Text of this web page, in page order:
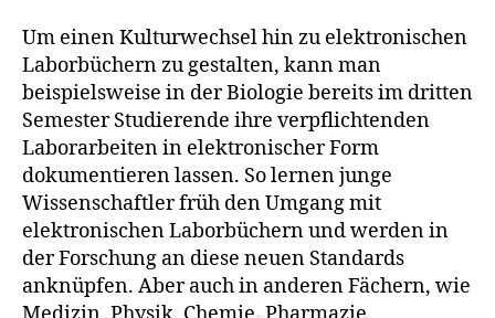
Um einen Kulturwechsel hin zu elektronischen
Laborbüchern zu gestalten, kann man
beispielsweise in der Biologie bereits im dritten
Semester Studierende ihre verpflichtenden
Laborarbeiten in elektronischer Form
dokumentieren lassen. So lernen junge
Wissenschaftler früh den Umgang mit
elektronischen Laborbüchern und werden in
der Forschung an diese neuen Standards
anknüpfen. Aber auch in anderen Fächern, wie